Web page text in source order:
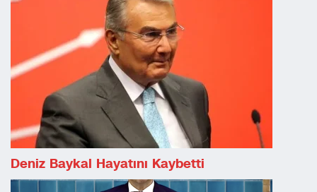
Deniz Baykal Hayatını Kaybetti